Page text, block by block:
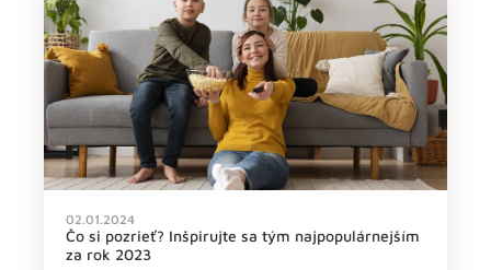
02.01.2024
Čo si pozrieť? Inšpirujte sa tým najpopulárnejším
za rok 2023